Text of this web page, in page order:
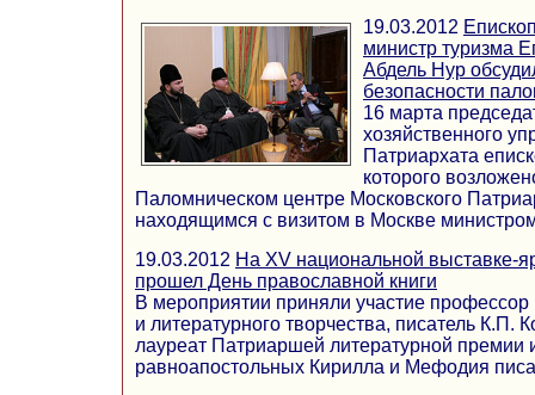
19.03.2012
министр туризма
Абдель Нур
безопасности
16 марта
хозяйственного
Патриархата
которого
Паломническом центре Московского
находящимся с визитом в Москве
19.03.2012 На XV национальной выставке-
прошел День православной книги
В мероприятии приняли участие профессор
и литературного творчества, писатель К.П.
лауреат Патриаршей литературной премии
равноапостольных Кирилла и Мефодия